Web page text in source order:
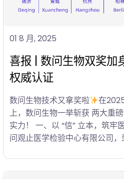
01 8 月, 2025
喜报 | 数问生物双奖加
权威认证
数问生物技术又拿奖啦
在
上，数问生物一举斩获 两大重
实力！ 一、以 “信” 立本，筑牢
问观止医学检验中心有限公司